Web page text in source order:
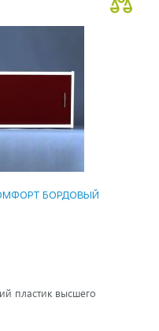
БОРДОВЫЙ
пластик высшего